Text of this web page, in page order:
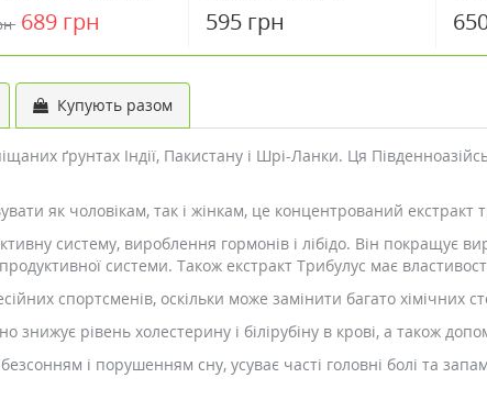
689 грн
капсули №60
595 грн
Купують разом
ґрунтах Індії, Пакистану і Шрі-Ланки. Ця
як чоловікам, так і жінкам, це концентрований екстракт
систему, вироблення гормонів і лібідо. Він покращує
системи. Також екстракт Трибулус має
спортсменів, оскільки може замінити багато хімічних
знижує рівень холестерину і білірубіну в крові, а також
і порушенням сну, усуває часті головні болі та